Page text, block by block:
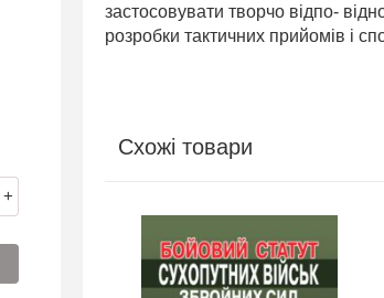
+
застосовувати творчо відпо-
розробки тактичних прийомів і
Схожі товари